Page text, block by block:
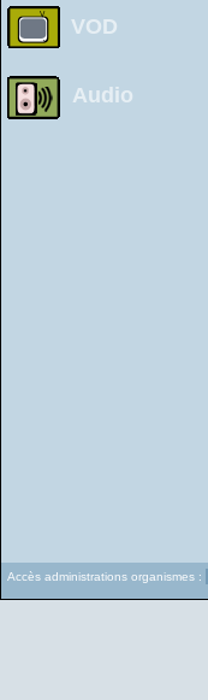
VOD
Audio
Accès administrations organismes :